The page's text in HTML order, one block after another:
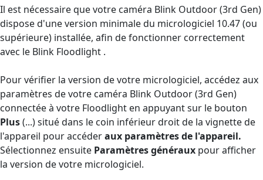
Il est nécessaire que votre caméra Blink Outdoor (3rd Gen)
dispose d'une version minimale du micrologiciel 10.47 (ou
supérieure) installée, afin de fonctionner correctement
avec le Blink Floodlight .
Pour vérifier la version de votre micrologiciel, accédez aux
paramètres de votre caméra Blink Outdoor (3rd Gen)
connectée à votre Floodlight en appuyant sur le bouton
Plus(...) situé dans le coin inférieur droit de la vignette de
l'appareil pour accéderaux paramètres de l'appareil.
Sélectionnez ensuite Paramètres généraux pour afficher
la version de votre micrologiciel.